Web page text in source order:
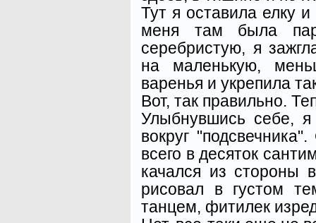
Тут я оставила елку
меня там была
серебристую, я
на маленькую,
варенья и укрепила
Вот, так правильно.
Улыбнувшись себе,
вокруг
всего в десяток
качался из стороны
рисовал в густом
танцем, фитилек